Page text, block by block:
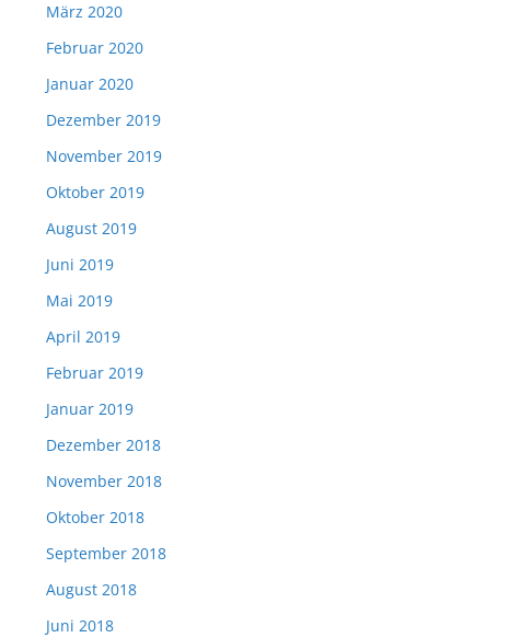
März 2020
Februar 2020
Januar 2020
Dezember 2019
November 2019
Oktober 2019
August 2019
Juni 2019
Mai 2019
April 2019
Februar 2019
Januar 2019
Dezember 2018
November 2018
Oktober 2018
September 2018
August 2018
Juni 2018